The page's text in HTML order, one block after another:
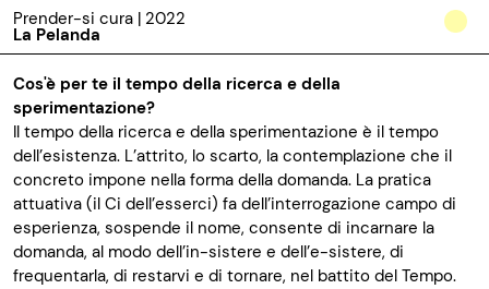
Prender-si cura | 2022
La Pelanda
Cos'è per te il tempo della ricerca e della
sperimentazione?
Il tempo della ricerca e della sperimentazione è il tempo
dell’esistenza. L’attrito, lo scarto, la contemplazione che il
concreto impone nella forma della domanda. La pratica
attuativa (il Ci dell’esserci) fa dell’interrogazione campo di
esperienza, sospende il nome, consente di incarnare la
domanda, al modo dell’in-sistere e dell’e-sistere, di
frequentarla, di restarvi e di tornare, nel battito del Tempo.